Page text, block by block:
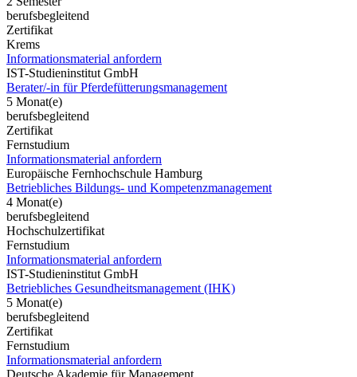
berufsbegleitend
Zertifikat
Krems
Informationsmaterial anfordern
IST-Studieninstitut GmbH
Berater/-in für Pferdefütterungsmanagement
5 Monat(e)
berufsbegleitend
Zertifikat
Fernstudium
Informationsmaterial anfordern
Europäische Fernhochschule Hamburg
Betriebliches Bildungs- und Kompetenzmanagement
4 Monat(e)
berufsbegleitend
Hochschulzertifikat
Fernstudium
Informationsmaterial anfordern
IST-Studieninstitut GmbH
Betriebliches Gesundheitsmanagement (IHK)
5 Monat(e)
berufsbegleitend
Zertifikat
Fernstudium
Informationsmaterial anfordern
Deutsche Akademie für Management